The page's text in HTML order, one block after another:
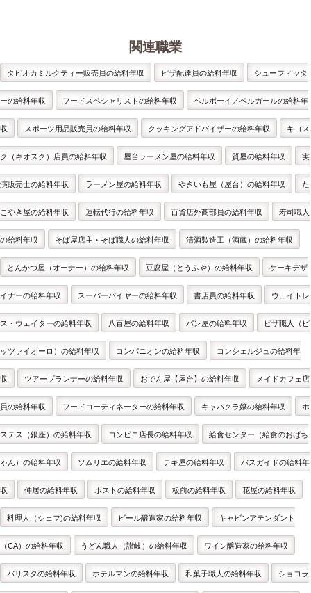
関連職業
タピオカミルクティー販売員の給料年収 ピザ配達員の給料年収 シューフィッタ
ーの給料年収 フードスペシャリストの給料年収 ベルボーイ／ベルガールの給料年
収 スポーツ用品販売員の給料年収 クッキングアドバイザーの給料年収 キヨス
ク（キオスク）店員の給料年収 屋台ラーメン屋の給料年収 質屋の給料年収 実
演販売士の給料年収 ラーメン屋の給料年収 やきいも屋（屋台）の給料年収 た
こやき屋の給料年収 運転代行の給料年収 百貨店外商部員の給料年収 寿司職人
の給料年収 そば屋店主・そば職人の給料年収 清酒製造工（酒蔵）の給料年収
とんかつ屋（オーナー）の給料年収 豆腐屋（とうふや）の給料年収 ケーキデザ
イナーの給料年収 スーパーバイヤーの給料年収 書店員の給料年収 ウェイトレ
ス・ウェイターの給料年収 八百屋の給料年収 パン屋の給料年収 ピザ職人（ピ
ッツァイオーロ）の給料年収 コンパニオンの給料年収 コンシェルジュの給料年
収 ツアープランナーの給料年収 おでん屋【屋台】の給料年収 メイドカフェ店
員の給料年収 フードコーディネーターの給料年収 キャバクラ嬢の給料年収 ホ
ステス（銀座）の給料年収 コンビニ店長の給料年収 給食センター（給食のおばち
ゃん）の給料年収 ソムリエの給料年収 テキ屋の給料年収 バスガイドの給料年
収 仲居の給料年収 ホストの給料年収 板前の給料年収 花屋の給料年収
料理人（シェフ)の給料年収 ビール醸造家の給料年収 キャビンアテンダント
（CA）の給料年収 うどん職人（讃岐）の給料年収 ワイン醸造家の給料年収
バリスタの給料年収 ホテルマンの給料年収 和菓子職人の給料年収 ショコラ